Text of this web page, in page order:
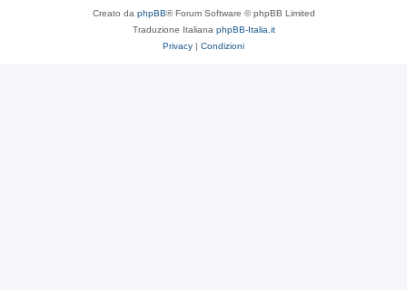
Creato da phpBB® Forum Software © phpBB Limited
Traduzione Italiana phpBB-Italia.it
Privacy | Condizioni